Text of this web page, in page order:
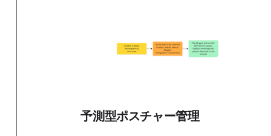
予測型ポスチャー管理